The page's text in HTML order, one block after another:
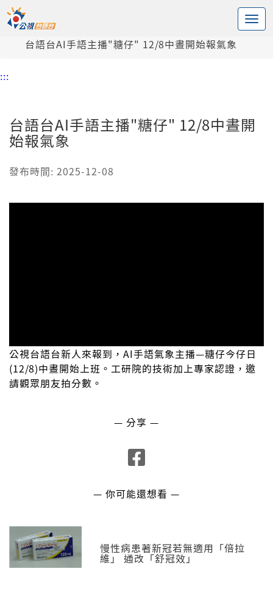
中央內容區塊
頭頁
台語台AI手語主播"糖仔" 12/8中晝開始報氣象
:::
台語台AI手語主播"糖仔" 12/8中晝開
始報氣象
發布時間: 2025-12-08
公視台語台新人來報到，AI手語氣象主播—糖仔今仔日
(12/8)中晝開始上班。工研院的技術加上專家認證，邀
請觀眾朋友拍分數。
— 分享 —
— 你可能還想看 —
慢性病患著新冠若無適用「倍拉
維」 通改「舒冠效」